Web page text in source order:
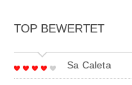
TOP BEWERTET
Sa Caleta